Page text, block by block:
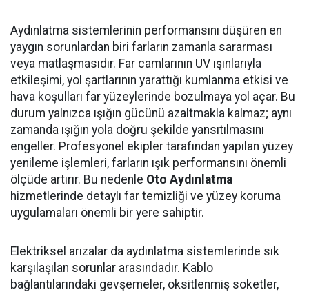
Aydınlatma sistemlerinin performansını düşüren en
yaygın sorunlardan biri farların zamanla sararması
veya matlaşmasıdır. Far camlarının UV ışınlarıyla
etkileşimi, yol şartlarının yarattığı kumlanma etkisi ve
hava koşulları far yüzeylerinde bozulmaya yol açar. Bu
durum yalnızca ışığın gücünü azaltmakla kalmaz; aynı
zamanda ışığın yola doğru şekilde yansıtılmasını
engeller. Profesyonel ekipler tarafından yapılan yüzey
yenileme işlemleri, farların ışık performansını önemli
ölçüde artırır. Bu nedenle Oto Aydınlatma
hizmetlerinde detaylı far temizliği ve yüzey koruma
uygulamaları önemli bir yere sahiptir.
Elektriksel arızalar da aydınlatma sistemlerinde sık
karşılaşılan sorunlar arasındadır. Kablo
bağlantılarındaki gevşemeler, oksitlenmiş soketler,